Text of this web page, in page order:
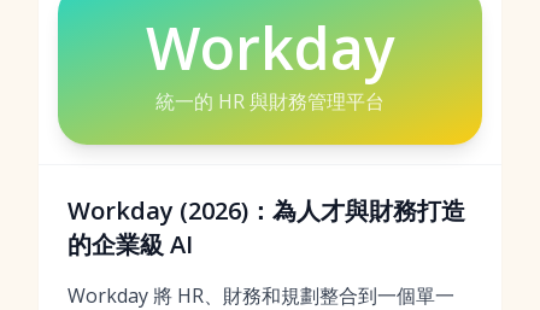
Workday
統一的 HR 與財務管理平台
Workday (2026)：為人才與財務打造
的企業級 AI
Workday 將 HR、財務和規劃整合到一個單一